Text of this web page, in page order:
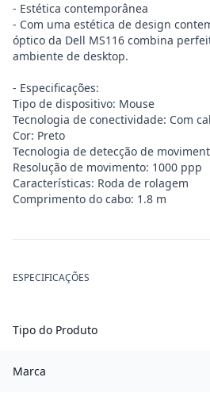
- Estética contemporânea
- Com uma estética de design
óptico da Dell MS116 combina
ambiente de desktop.
- Especificações:
Tipo de dispositivo: Mouse
Tecnologia de conectividade: Com
Cor: Preto
Tecnologia de detecção de
Resolução de movimento: 1000 ppp
Características: Roda de rolagem
Comprimento do cabo: 1.8 m
ESPECIFICAÇÕES
Tipo do Produto
Marca